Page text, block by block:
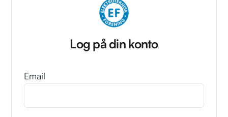
Log på din konto
Email